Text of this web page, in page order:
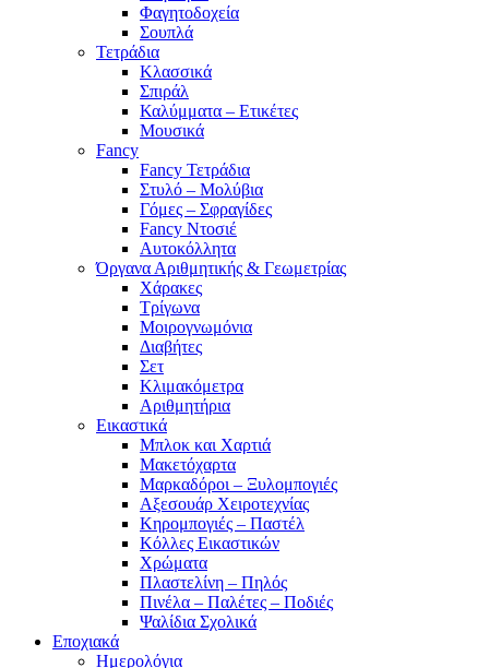
Φαγητοδοχεία
Σουπλά
Τετράδια
Κλασσικά
Σπιράλ
Καλύμματα – Ετικέτες
Μουσικά
Fancy
Fancy Τετράδια
Στυλό – Μολύβια
Γόμες – Σφραγίδες
Fancy Ντοσιέ
Αυτοκόλλητα
Όργανα Αριθμητικής & Γεωμετρίας
Χάρακες
Τρίγωνα
Mοιρογνωμόνια
Διαβήτες
Σετ
Κλιμακόμετρα
Αριθμητήρια
Εικαστικά
Μπλοκ και Χαρτιά
Μακετόχαρτα
Μαρκαδόροι – Ξυλομπογιές
Αξεσουάρ Χειροτεχνίας
Κηρομπογιές – Παστέλ
Κόλλες Εικαστικών
Χρώματα
Πλαστελίνη – Πηλός
Πινέλα – Παλέτες – Ποδιές
Ψαλίδια Σχολικά
Εποχιακά
Ημερολόγια